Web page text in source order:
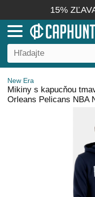
15%
New Era
Mikiny s kapucňou
Orleans Pelicans NBA